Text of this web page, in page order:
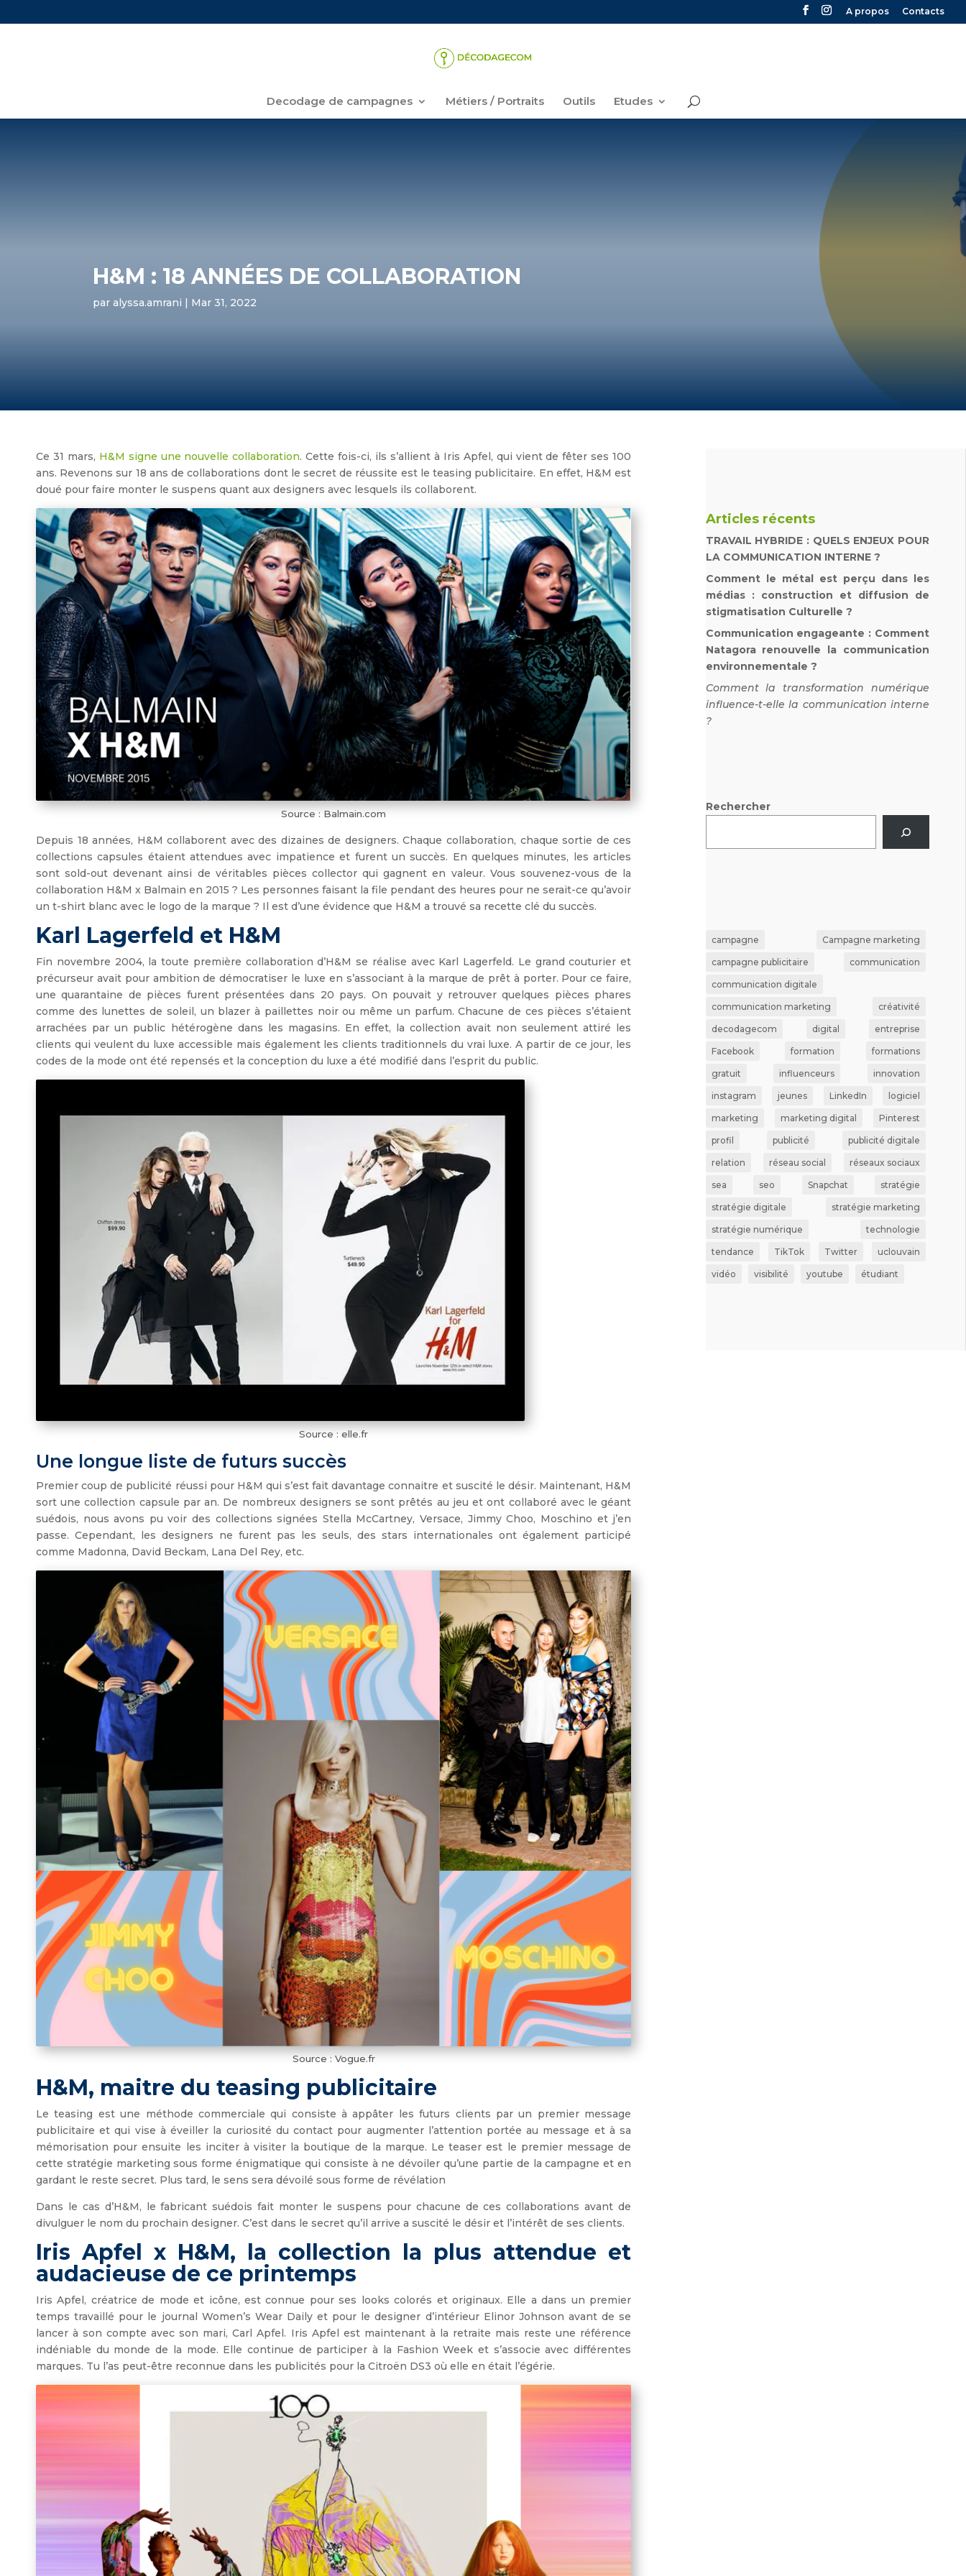
A propos Contacts
Decodage de campagnes Métiers / Portraits Outils Etudes
H&M : 18 ANNÉES DE COLLABORATION
par alyssa.amrani | Mar 31, 2022
Ce 31 mars, H&M signe une nouvelle collaboration. Cette fois-ci, ils s’allient à Iris Apfel, qui vient de fêter ses 100
ans. Revenons sur 18 ans de collaborations dont le secret de réussite est le teasing publicitaire. En effet, H&M est
doué pour faire monter le suspens quant aux designers avec lesquels ils collaborent.
Source : Balmain.com
Depuis 18 années, H&M collaborent avec des dizaines de designers. Chaque collaboration, chaque sortie de ces
collections capsules étaient attendues avec impatience et furent un succès. En quelques minutes, les articles
sont sold-out devenant ainsi de véritables pièces collector qui gagnent en valeur. Vous souvenez-vous de la
collaboration H&M x Balmain en 2015 ? Les personnes faisant la file pendant des heures pour ne serait-ce qu’avoir
un t-shirt blanc avec le logo de la marque ? Il est d’une évidence que H&M a trouvé sa recette clé du succès.
Karl Lagerfeld et H&M
Fin novembre 2004, la toute première collaboration d’H&M se réalise avec Karl Lagerfeld. Le grand couturier et
précurseur avait pour ambition de démocratiser le luxe en s’associant à la marque de prêt à porter. Pour ce faire,
une quarantaine de pièces furent présentées dans 20 pays. On pouvait y retrouver quelques pièces phares
comme des lunettes de soleil, un blazer à paillettes noir ou même un parfum. Chacune de ces pièces s’étaient
arrachées par un public hétérogène dans les magasins. En effet, la collection avait non seulement attiré les
clients qui veulent du luxe accessible mais également les clients traditionnels du vrai luxe. A partir de ce jour, les
codes de la mode ont été repensés et la conception du luxe a été modifié dans l’esprit du public.
Source : elle.fr
Une longue liste de futurs succès
Premier coup de publicité réussi pour H&M qui s’est fait davantage connaitre et suscité le désir. Maintenant, H&M
sort une collection capsule par an. De nombreux designers se sont prêtés au jeu et ont collaboré avec le géant
suédois, nous avons pu voir des collections signées Stella McCartney, Versace, Jimmy Choo, Moschino et j’en
passe. Cependant, les designers ne furent pas les seuls, des stars internationales ont également participé
comme Madonna, David Beckam, Lana Del Rey, etc.
Source : Vogue.fr
H&M, maitre du teasing publicitaire
Le teasing est une méthode commerciale qui consiste à appâter les futurs clients par un premier message
publicitaire et qui vise à éveiller la curiosité du contact pour augmenter l’attention portée au message et à sa
mémorisation pour ensuite les inciter à visiter la boutique de la marque. Le teaser est le premier message de
cette stratégie marketing sous forme énigmatique qui consiste à ne dévoiler qu’une partie de la campagne et en
gardant le reste secret. Plus tard, le sens sera dévoilé sous forme de révélation
Dans le cas d’H&M, le fabricant suédois fait monter le suspens pour chacune de ces collaborations avant de
divulguer le nom du prochain designer. C’est dans le secret qu’il arrive a suscité le désir et l’intérêt de ses clients.
Iris Apfel x H&M, la collection la plus attendue et
audacieuse de ce printemps
Iris Apfel, créatrice de mode et icône, est connue pour ses looks colorés et originaux. Elle a dans un premier
temps travaillé pour le journal Women’s Wear Daily et pour le designer d’intérieur Elinor Johnson avant de se
lancer à son compte avec son mari, Carl Apfel. Iris Apfel est maintenant à la retraite mais reste une référence
indéniable du monde de la mode. Elle continue de participer à la Fashion Week et s’associe avec différentes
marques. Tu l’as peut-être reconnue dans les publicités pour la Citroën DS3 où elle en était l’égérie.
Articles récents
TRAVAIL HYBRIDE : QUELS ENJEUX POUR
LA COMMUNICATION INTERNE ?
Comment le métal est perçu dans les
médias : construction et diffusion de
stigmatisation Culturelle ?
Communication engageante : Comment
Natagora renouvelle la communication
environnementale ?
Comment la transformation numérique
influence-t-elle la communication interne
?
Rechercher
campagne Campagne marketing
campagne publicitaire communication
communication digitale
communication marketing créativité
decodagecom digital entreprise
Facebook formation formations
gratuit influenceurs innovation
instagram jeunes LinkedIn logiciel
marketing marketing digital Pinterest
profil publicité publicité digitale
relation réseau social réseaux sociaux
sea seo Snapchat stratégie
stratégie digitale stratégie marketing
stratégie numérique technologie
tendance TikTok Twitter uclouvain
vidéo visibilité youtube étudiant